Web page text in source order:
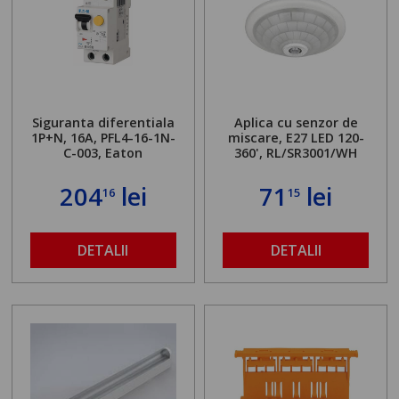
Siguranta diferentiala
1P+N, 16A, PFL4-16-1N-
C-003, Eaton
20416lei
DETALII
Aplica cu senzor de
miscare, E27 LED 120-
360', RL/SR3001/WH
7115 lei
DETALII